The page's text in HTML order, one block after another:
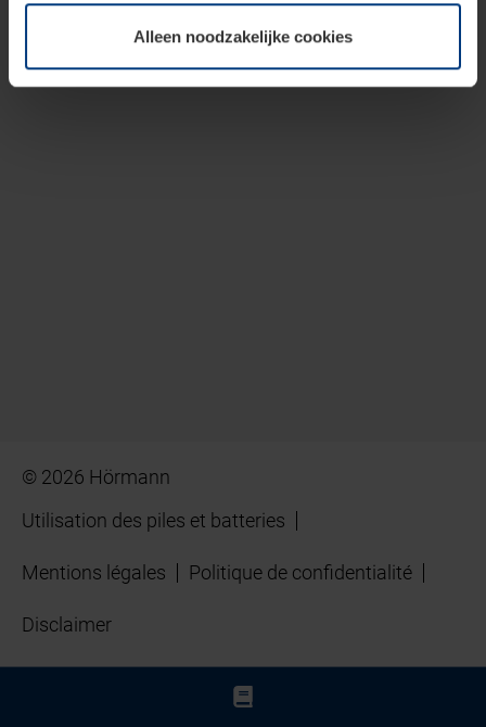
wijzigen of herroepen.Alleen noodzakelijke cookies
© 2026 Hörmann
Utilisation des piles et batteries
Mentions légales Politique de confidentialité
Disclaimer